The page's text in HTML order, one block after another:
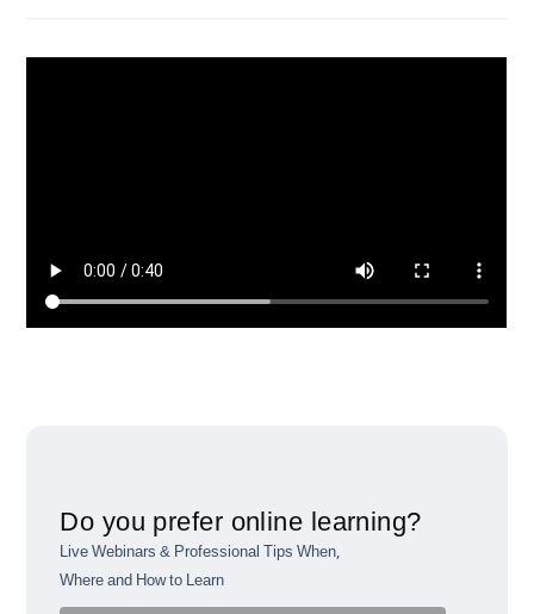
Do you prefer online learning?
Live Webinars & Professional Tips When,
Where and How to Learn